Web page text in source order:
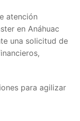
atención
en Anáhuac
una solicitud de
para agilizar